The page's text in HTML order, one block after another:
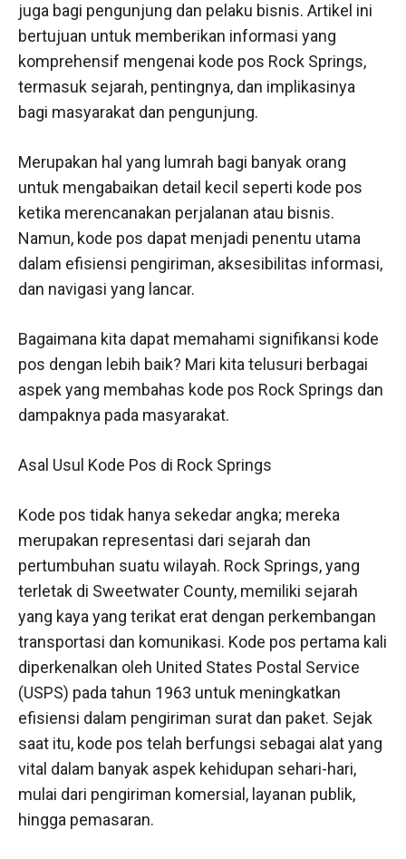
juga bagi pengunjung dan pelaku bisnis. Artikel ini
bertujuan untuk memberikan informasi yang
komprehensif mengenai kode pos Rock Springs,
termasuk sejarah, pentingnya, dan implikasinya
bagi masyarakat dan pengunjung.
Merupakan hal yang lumrah bagi banyak orang
untuk mengabaikan detail kecil seperti kode pos
ketika merencanakan perjalanan atau bisnis.
Namun, kode pos dapat menjadi penentu utama
dalam efisiensi pengiriman, aksesibilitas informasi,
dan navigasi yang lancar.
Bagaimana kita dapat memahami signifikansi kode
pos dengan lebih baik? Mari kita telusuri berbagai
aspek yang membahas kode pos Rock Springs dan
dampaknya pada masyarakat.
Asal Usul Kode Pos di Rock Springs
Kode pos tidak hanya sekedar angka; mereka
merupakan representasi dari sejarah dan
pertumbuhan suatu wilayah. Rock Springs, yang
terletak di Sweetwater County, memiliki sejarah
yang kaya yang terikat erat dengan perkembangan
transportasi dan komunikasi. Kode pos pertama kali
diperkenalkan oleh United States Postal Service
(USPS) pada tahun 1963 untuk meningkatkan
efisiensi dalam pengiriman surat dan paket. Sejak
saat itu, kode pos telah berfungsi sebagai alat yang
vital dalam banyak aspek kehidupan sehari-hari,
mulai dari pengiriman komersial, layanan publik,
hingga pemasaran.